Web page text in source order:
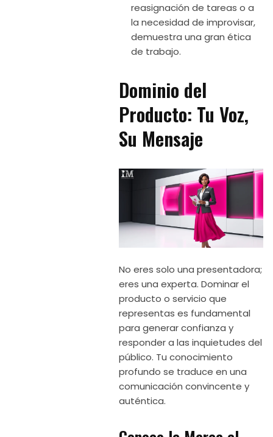
reasignación de tareas o a
la necesidad de improvisar,
demuestra una gran ética
de trabajo.
Dominio del
Producto: Tu Voz,
Su Mensaje
No eres solo una presentadora;
eres una experta. Dominar el
producto o servicio que
representas es fundamental
para generar confianza y
responder a las inquietudes del
público. Tu conocimiento
profundo se traduce en una
comunicación convincente y
auténtica.